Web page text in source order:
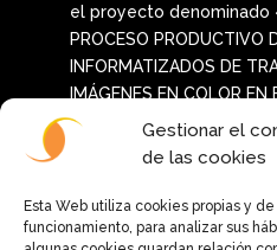
Gestionar el
de las cookies
Esta Web utiliza cookies propias y
funcionamiento, para analizar sus
el proyecto denominado
PROCESO PRODUCTIVO
INFORMATIZADOS DE
IMÁGENES EN COLOR EN
POSTIMPRESION E
DE IMPRESIÓN»
implementación de
tecnologías innovadoras